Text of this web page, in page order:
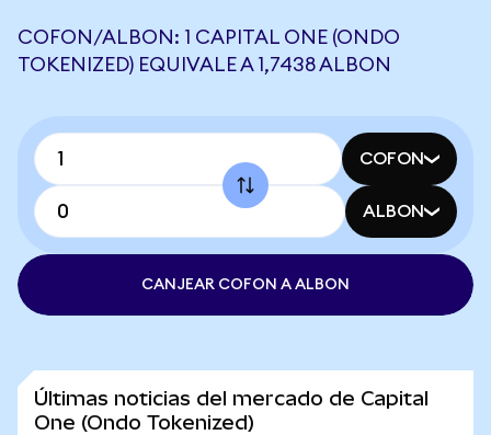
COFON/ALBON: 1 CAPITAL ONE (ONDO
TOKENIZED) EQUIVALE A 1,7438 ALBON
COFON
ALBON
CANJEAR COFON A ALBON
Últimas noticias del mercado de Capital
One (Ondo Tokenized)